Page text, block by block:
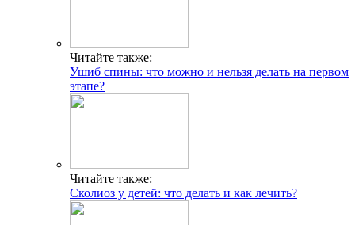
Читайте также:
Ушиб спины: что можно и нельзя делать на первом
этапе?
Читайте также:
Сколиоз у детей: что делать и как лечить?